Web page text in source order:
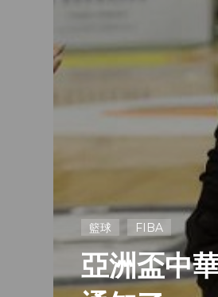
籃球 FIBA
亞洲盃中